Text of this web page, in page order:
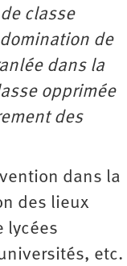
classe
de
dans la
opprimée
des
dans la
des lieux
lycées
etc.